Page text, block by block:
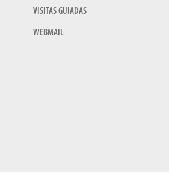
VISITAS GUIADAS
WEBMAIL